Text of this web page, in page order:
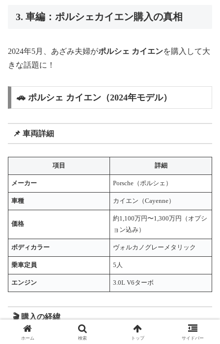
3. 車編：ポルシェカイエン購入の真相
2024年5月、あざみ夫婦がポルシェ カイエンを購入して大
きな話題に！
🚗 ポルシェ カイエン（2024年モデル）
📌 車両詳細
項目 詳細
メーカー Porsche（ポルシェ）
車種 カイエン（Cayenne）
価格
約1,100万円〜1,300万円（オプシ
ョン込み）
ボディカラー ヴォルカノグレーメタリック
乗車定員 5人
エンジン 3.0L V6ターボ
🎬 購入の経緯
ホーム 検索 トップ サイドバー